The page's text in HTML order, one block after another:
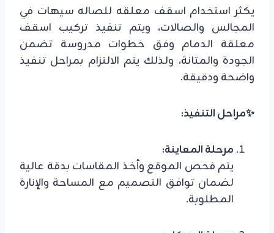
يكثر استخدام اسقف معلقه للصاله سيهات في
المجالس والصالات، ويتم تنفيذ تركيب اسقف
معلقة الدمام وفق خطوات مدروسة تضمن
الجودة والمتانة، ولذلك يتم الالتزام بمراحل تنفيذ
واضحة ودقيقة.
✨مراحل التنفيذ:
مرحلة المعاينة:
يتم فحص الموقع وأخذ المقاسات بدقة عالية
لضمان توافق التصميم مع المساحة والإنارة
المطلوبة.